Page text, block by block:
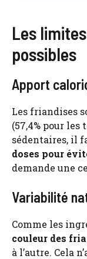
Les
possibles
Apport
Les friandises
(57,4% pour les
sédentaires, il
doses pour
demande une
Variabilité
Comme les
couleur des
à l’autre. Cela